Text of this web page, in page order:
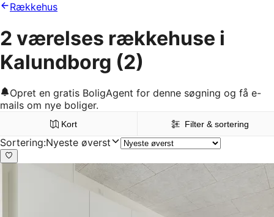
Rækkehus
2 værelses rækkehuse i
Kalundborg (2)
Opret en gratis BoligAgent for denne søgning og få e-
mails om nye boliger.
Kort Filter & sortering
Sortering:Nyeste øverst